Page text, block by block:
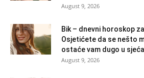
August 9, 2026
Bik – dnevni horoskop
Osjetićete da se nešto
ostaće vam dugo u
August 9, 2026